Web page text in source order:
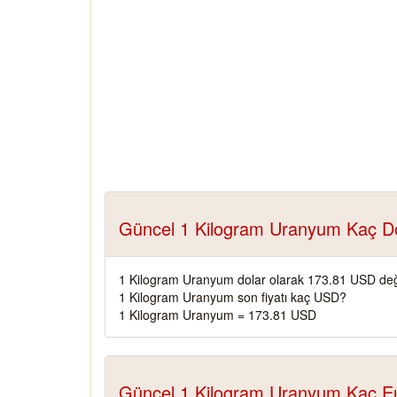
Güncel 1 Kilogram Uranyum Kaç
1 Kilogram Uranyum dolar olarak 173.81 USD
1 Kilogram Uranyum son fiyatı kaç USD?
1 Kilogram Uranyum = 173.81 USD